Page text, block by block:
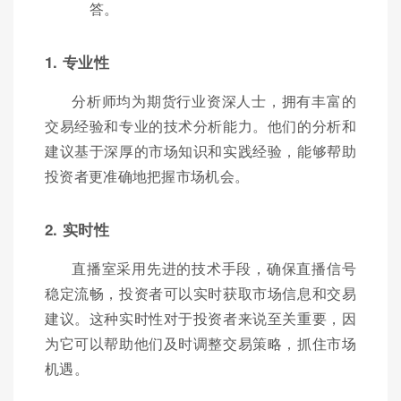
答。
1. 专业性
分析师均为期货行业资深人士，拥有丰富的
交易经验和专业的技术分析能力。他们的分析和
建议基于深厚的市场知识和实践经验，能够帮助
投资者更准确地把握市场机会。
2. 实时性
直播室采用先进的技术手段，确保直播信号
稳定流畅，投资者可以实时获取市场信息和交易
建议。这种实时性对于投资者来说至关重要，因
为它可以帮助他们及时调整交易策略，抓住市场
机遇。